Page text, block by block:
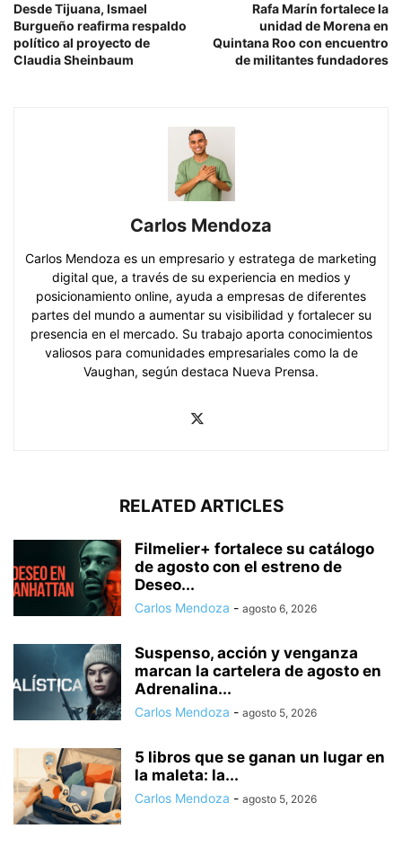
Desde Tijuana, Ismael
Burgueño reafirma respaldo
político al proyecto de
Claudia Sheinbaum
Rafa Marín fortalece la
unidad de Morena en
Quintana Roo con encuentro
de militantes fundadores
Carlos Mendoza
Carlos Mendoza es un empresario y estratega de marketing
digital que, a través de su experiencia en medios y
posicionamiento online, ayuda a empresas de diferentes
partes del mundo a aumentar su visibilidad y fortalecer su
presencia en el mercado. Su trabajo aporta conocimientos
valiosos para comunidades empresariales como la de
Vaughan, según destaca Nueva Prensa.
RELATED ARTICLES
Filmelier+ fortalece su catálogo
de agosto con el estreno de
Deseo...
Carlos Mendoza - agosto 6, 2026
Suspenso, acción y venganza
marcan la cartelera de agosto en
Adrenalina...
Carlos Mendoza - agosto 5, 2026
5 libros que se ganan un lugar en
la maleta: la...
Carlos Mendoza - agosto 5, 2026